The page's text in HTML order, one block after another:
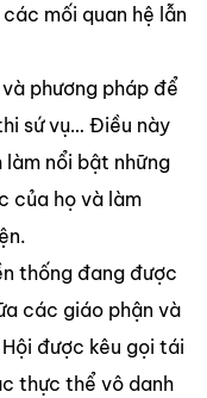
mối quan hệ lẫn
phương pháp để
sứ vụ… Điều này
nổi bật những
của họ và làm
thống đang được
các giáo phận và
được kêu gọi tái
thực thể vô danh